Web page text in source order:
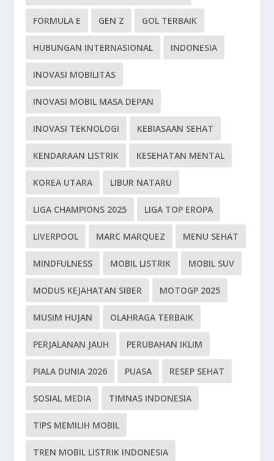
FORMULA E GEN Z GOL TERBAIK
HUBUNGAN INTERNASIONAL INDONESIA
INOVASI MOBILITAS
INOVASI MOBIL MASA DEPAN
INOVASI TEKNOLOGI KEBIASAAN SEHAT
KENDARAAN LISTRIK KESEHATAN MENTAL
KOREA UTARA LIBUR NATARU
LIGA CHAMPIONS 2025 LIGA TOP EROPA
LIVERPOOL MARC MARQUEZ MENU SEHAT
MINDFULNESS MOBIL LISTRIK MOBIL SUV
MODUS KEJAHATAN SIBER MOTOGP 2025
MUSIM HUJAN OLAHRAGA TERBAIK
PERJALANAN JAUH PERUBAHAN IKLIM
PIALA DUNIA 2026 PUASA RESEP SEHAT
SOSIAL MEDIA TIMNAS INDONESIA
TIPS MEMILIH MOBIL
TREN MOBIL LISTRIK INDONESIA